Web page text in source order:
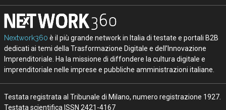
Nextwork360 è il più grande network in Italia di testate e portali B2B
dedicati ai temi della Trasformazione Digitale e dell’Innovazione
Imprenditoriale. Ha la missione di diffondere la cultura digitale e
imprenditoriale nelle imprese e pubbliche amministrazioni italiane.
Testata registrata al Tribunale di Milano, numero registrazione 1927.
Testata scientifica ISSN 2421-4167